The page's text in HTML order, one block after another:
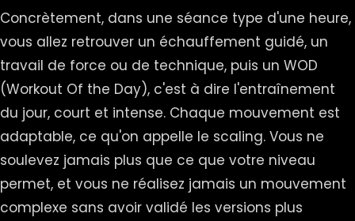
Concrètement, dans une séance type d'une heure,
vous allez retrouver un échauffement guidé, un
travail de force ou de technique, puis un WOD
(Workout Of the Day), c'est à dire l'entraînement
du jour, court et intense. Chaque mouvement est
adaptable, ce qu'on appelle le scaling. Vous ne
soulevez jamais plus que ce que votre niveau
permet, et vous ne réalisez jamais un mouvement
complexe sans avoir validé les versions plus